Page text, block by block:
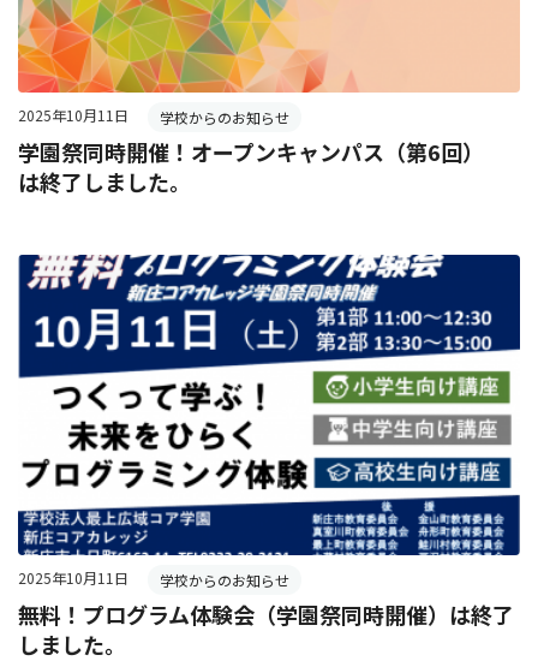
2025年10月11日 学校からのお知らせ
学園祭同時開催！オープンキャンパス（第6回）
は終了しました。
2025年10月11日 学校からのお知らせ
無料！プログラム体験会（学園祭同時開催）は終了
しました。